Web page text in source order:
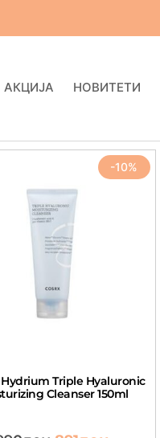
АКЦИЈА НОВИТЕТИ
-10%
Hydrium Triple Hyaluronic
Cleanser 150ml